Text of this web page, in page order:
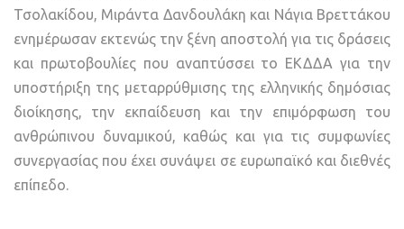
Τσολακίδου, Μιράντα Δανδουλάκη και Νάγια Βρεττάκου
ενημέρωσαν εκτενώς την ξένη αποστολή για τις δράσεις
και πρωτοβουλίες που αναπτύσσει το ΕΚΔΔΑ για την
υποστήριξη της μεταρρύθμισης της ελληνικής δημόσιας
διοίκησης, την εκπαίδευση και την επιμόρφωση του
ανθρώπινου δυναμικού, καθώς και για τις συμφωνίες
συνεργασίας που έχει συνάψει σε ευρωπαϊκό και διεθνές
επίπεδο.